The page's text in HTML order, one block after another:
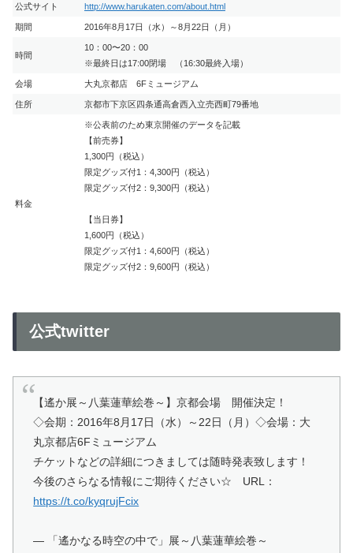
公式サイト http://www.harukaten.com/about.html
期間 2016年8月17日（水）～8月22日（月）
時間
10：00〜20：00
※最終日は17:00閉場 （16:30最終入場）
会場 大丸京都店 6Fミュージアム
住所 京都市下京区四条通高倉西入立売西町79番地
料金
※公表前のため東京開催のデータを記載
【前売券】
1,300円（税込）
限定グッズ付1：4,300円（税込）
限定グッズ付2：9,300円（税込）
【当日券】
1,600円（税込）
限定グッズ付1：4,600円（税込）
限定グッズ付2：9,600円（税込）
公式twitter
【遙か展～八葉蓮華絵巻～】京都会場 開催決定！
◇会期：2016年8月17日（水）～22日（月）◇会場：大
丸京都店6Fミュージアム
チケットなどの詳細につきましては随時発表致します！
今後のさらなる情報にご期待ください☆ URL：
https://t.co/kyqrujFcix
— 「遙かなる時空の中で」展～八葉蓮華絵巻～